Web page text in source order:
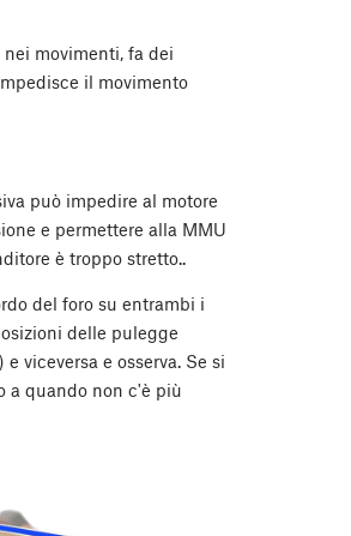
movimenti, fa dei
il movimento
può impedire al motore
e permettere alla MMU
è troppo stretto..
del foro su entrambi i
delle pulegge
viceversa e osserva. Se si
a quando non c'è più